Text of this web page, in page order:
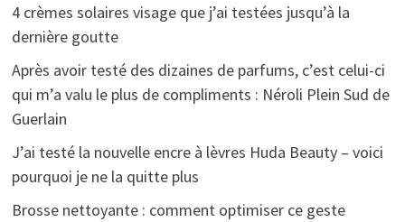
4 crèmes solaires visage que j’ai testées jusqu’à la
dernière goutte
Après avoir testé des dizaines de parfums, c’est celui-ci
qui m’a valu le plus de compliments : Néroli Plein Sud de
Guerlain
J’ai testé la nouvelle encre à lèvres Huda Beauty – voici
pourquoi je ne la quitte plus
Brosse nettoyante : comment optimiser ce geste